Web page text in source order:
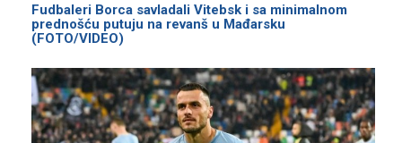
Fudbaleri Borca savladali Vitebsk i sa minimalnom
prednošću putuju na revanš u Mađarsku
(FOTO/VIDEO)